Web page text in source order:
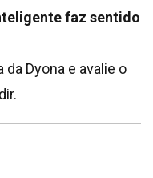
faz sentido
Dyona e avalie o